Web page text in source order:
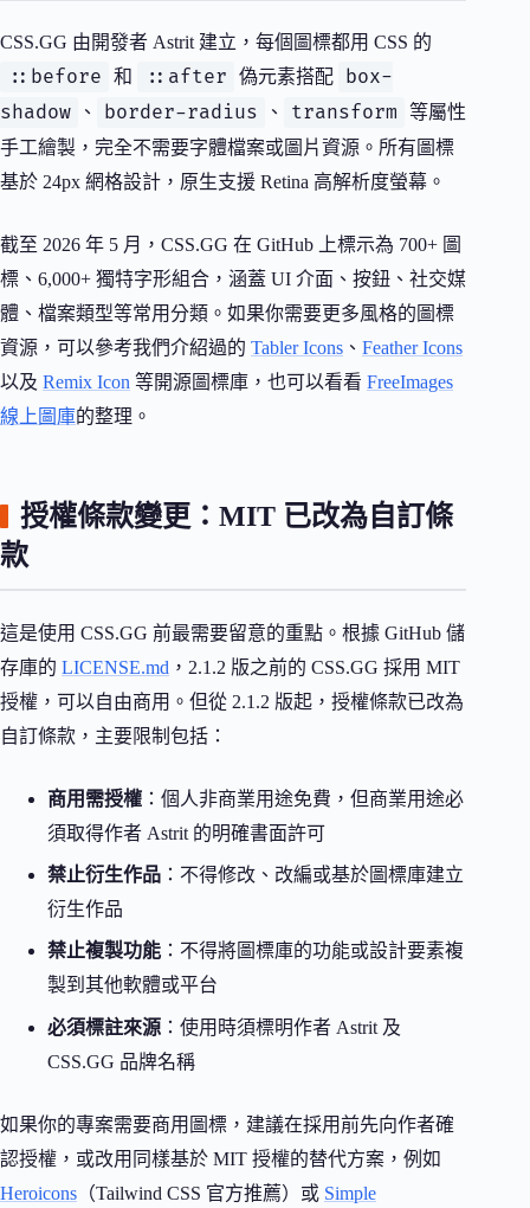
CSS.GG 由開發者 Astrit 建立，每個圖標都用 CSS 的
::before 和 ::after 偽元素搭配
box-
shadow
、 border-radius 、 transform
等屬性
手工繪製，完全不需要字體檔案或圖片資源。所有圖標
基於 24px 網格設計，原生支援 Retina 高解析度螢幕。
截至 2026 年 5 月，CSS.GG 在 GitHub 上標示為 700+ 圖
標、6,000+ 獨特字形組合，涵蓋 UI 介面、按鈕、社交媒
體、檔案類型等常用分類。如果你需要更多風格的圖標
資源，可以參考我們介紹過的 Tabler Icons 、 Feather Icons
以及 Remix Icon 等開源圖標庫，也可以看看 FreeImages
線上圖庫的整理。
授權條款變更：MIT 已改為自訂條
款
這是使用 CSS.GG 前最需要留意的重點。根據 GitHub 儲
存庫的 LICENSE.md ，2.1.2 版之前的 CSS.GG 採用 MIT
授權，可以自由商用。但從 2.1.2 版起，授權條款已改為
自訂條款，主要限制包括：
商用需授權 ：個人非商業用途免費，但商業用途必
須取得作者 Astrit 的明確書面許可
禁止衍生作品 ：不得修改、改編或基於圖標庫建立
衍生作品
禁止複製功能 ：不得將圖標庫的功能或設計要素複
製到其他軟體或平台
必須標註來源 ：使用時須標明作者 Astrit 及
CSS.GG 品牌名稱
如果你的專案需要商用圖標，建議在採用前先向作者確
認授權，或改用同樣基於 MIT 授權的替代方案，例如
Heroicons （Tailwind CSS 官方推薦）或 Simple